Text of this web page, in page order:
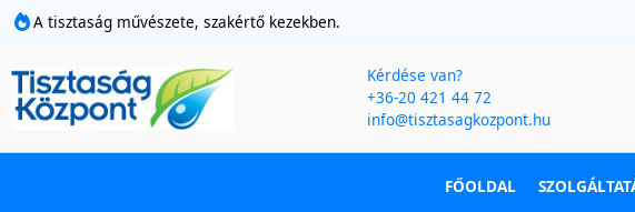
A tisztaság művészete, szakértő kezekben.
Kérdése van?
+36-20 421 44 72
info@tisztasagkozpont.hu
FŐOLDAL